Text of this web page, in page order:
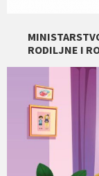
RODILJNE I